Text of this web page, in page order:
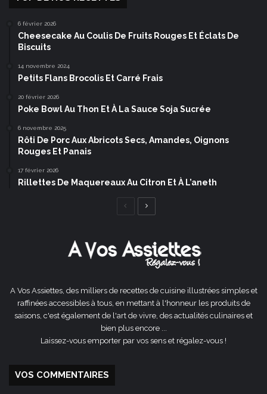
6 février 2026
Cheesecake Au Coulis De Fruits Rouges Et Éclats De
Biscuits
14 novembre 2024
Petits Flans Brocolis Et Carré Frais
20 février 2026
Poke Bowl Au Thon Et À La Sauce Soja Sucrée
6 novembre 2025
Rôti De Porc Aux Abricots Secs, Amandes, Oignons
Rouges Et Panais
17 février 2026
Rillettes De Maquereaux Au Citron Et À L’aneth
Page
A Vos Assiettes, des milliers de recettes de cuisine illustrées simples et
raffinées accessibles à tous, en mettant à l'honneur les produits de
saisons, c'est également de l'art de vivre, des actualités culinaires et
bien plus encore ...
Laissez-vous emporter par vos sens et régalez-vous !
VOS COMMENTAIRES